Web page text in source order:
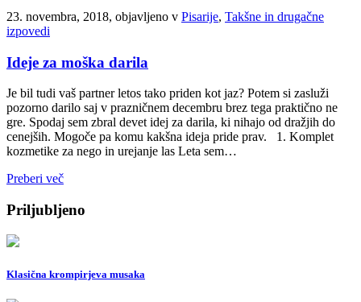
23. novembra, 2018, objavljeno v Pisarije, Takšne in drugačne
izpovedi
Ideje za moška darila
Je bil tudi vaš partner letos tako priden kot jaz? Potem si zasluži
pozorno darilo saj v prazničnem decembru brez tega praktično ne
gre. Spodaj sem zbral devet idej za darila, ki nihajo od dražjih do
cenejših. Mogoče pa komu kakšna ideja pride prav. 1. Komplet
kozmetike za nego in urejanje las Leta sem…
Preberi več
Priljubljeno
Klasična krompirjeva musaka